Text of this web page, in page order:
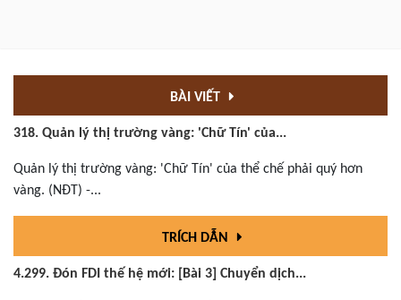
BÀI VIẾT
318. Quản lý thị trường vàng: 'Chữ Tín' của...
Quản lý thị trường vàng: 'Chữ Tín' của thể chế phải quý hơn
vàng. (NĐT) -...
TRÍCH DẪN
4.299. Đón FDI thế hệ mới: [Bài 3] Chuyển dịch...